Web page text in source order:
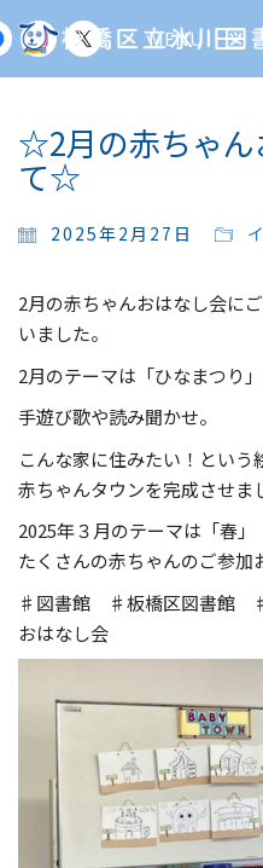
MENU
☆2月の赤ちゃん
て☆
2025年2月27日
2月の赤ちゃんおはなし会に
いました。
2月のテーマは「ひなまつり」
手遊び歌や読み聞かせ。
こんな家に住みたい！という
赤ちゃんタウンを完成させま
2025年３月のテーマは「春」
たくさんの赤ちゃんのご参加
♯図書館 ♯板橋区図書館
おはなし会